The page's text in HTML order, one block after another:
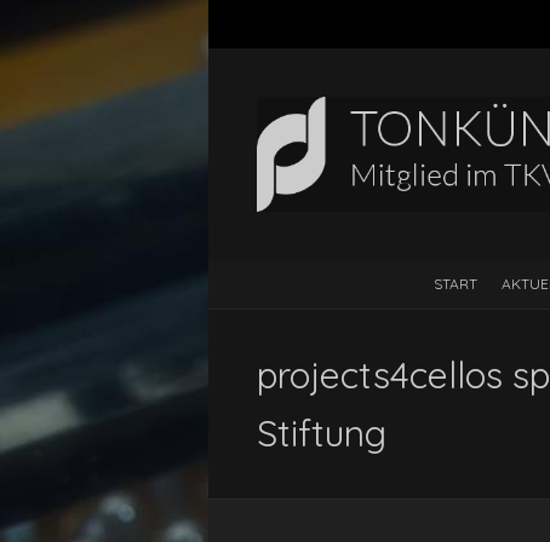
START
projects4cellos
Stiftung